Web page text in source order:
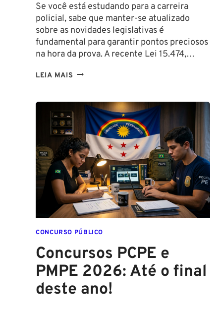
Se você está estudando para a carreira
policial, sabe que manter-se atualizado
sobre as novidades legislativas é
fundamental para garantir pontos preciosos
na hora da prova. A recente Lei 15.474,…
LEIA MAIS LIBERAÇÃO
DE
PIMENTA
PARA
MULHERES
CONCURSO PÚBLICO
Concursos PCPE e
PMPE 2026: Até o final
deste ano!